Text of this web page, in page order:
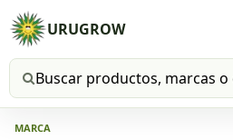
URUGROW
Buscar productos
MARCA